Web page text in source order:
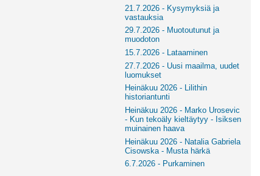
21.7.2026 - Kysymyksiä ja
vastauksia
29.7.2026 - Muotoutunut ja
muodoton
15.7.2026 - Lataaminen
27.7.2026 - Uusi maailma, uudet
luomukset
Heinäkuu 2026 - Lilithin
historiantunti
Heinäkuu 2026 - Marko Urosevic
- Kun tekoäly kieltäytyy - Isiksen
muinainen haava
Heinäkuu 2026 - Natalia Gabriela
Cisowska - Musta härkä
6.7.2026 - Purkaminen